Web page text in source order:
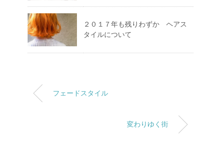
２０１７年も残りわずか ヘアス
タイルについて
フェードスタイル
変わりゆく街